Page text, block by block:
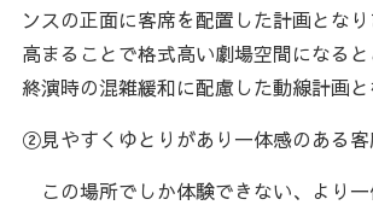
ンスの正面に客席を配置した計画とな
高まることで格式高い劇場空間になると
終演時の混雑緩和に配慮した動線計画と
②見やすくゆとりがあり一体感のある客
この場所でしか体験できない、より